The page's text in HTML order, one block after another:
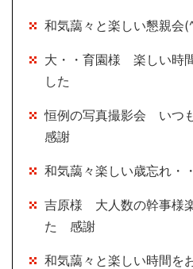
和気藹々と楽しい懇親
大・・育園様 楽しい時
した
恒例の写真撮影会 いつ
感謝
和気藹々楽しい歳忘れ・
吉原様 大人数の幹事様
た 感謝
和気藹々と楽しい時間を